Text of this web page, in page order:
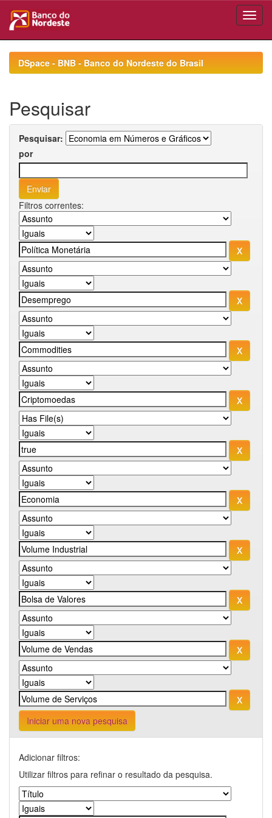
navigationDSpace - BNB - Banco do Nordeste do Brasil
Pesquisar
Pesquisar:
por
Filtros correntes:
Iniciar uma nova pesquisa
Adicionar filtros:
Utilizar filtros para refinar o resultado da pesquisa.